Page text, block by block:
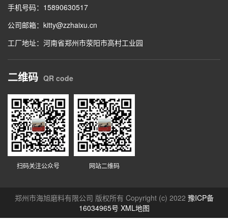
手机号码：15890630517
公司邮箱：kitty@zzhaixu.cn
工厂地址：河南省郑州市荥阳市高村工业园
二维码 QR code
扫码关注公众号 网站二维码
郑州市海旭磨料有限公司 版权所有 Copyright (c) 2022 豫ICP备
16034965号 XML地图